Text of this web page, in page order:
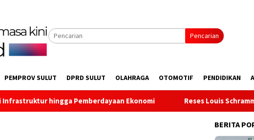
Pencarian
PEMPROV SULUT DPRD SULUT OLAHRAGA OTOMOTIF PENDIDIKAN
Ekonomi Reses Louis Schramm di Panti Asuhan,
BERITA